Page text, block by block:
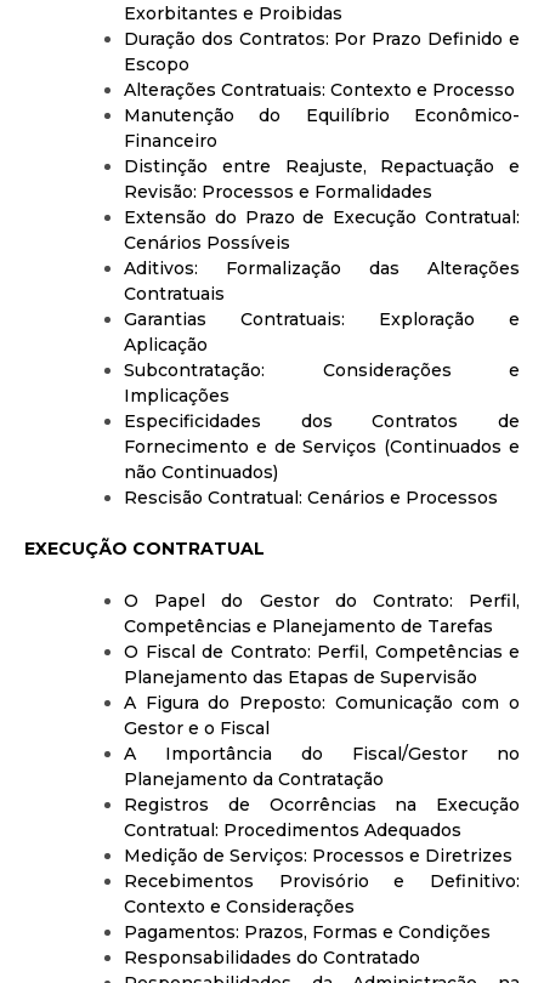
Exorbitantes e Proibidas
Duração dos Contratos: Por Prazo Definido e
Escopo
Alterações Contratuais: Contexto e Processo
Manutenção do Equilíbrio Econômico-
Financeiro
Distinção entre Reajuste, Repactuação e
Revisão: Processos e Formalidades
Extensão do Prazo de Execução Contratual:
Cenários Possíveis
Aditivos: Formalização das Alterações
Contratuais
Garantias Contratuais: Exploração e
Aplicação
Subcontratação: Considerações e
Implicações
Especificidades dos Contratos de
Fornecimento e de Serviços (Continuados e
não Continuados)
Rescisão Contratual: Cenários e Processos
EXECUÇÃO CONTRATUAL
O Papel do Gestor do Contrato: Perfil,
Competências e Planejamento de Tarefas
O Fiscal de Contrato: Perfil, Competências e
Planejamento das Etapas de Supervisão
A Figura do Preposto: Comunicação com o
Gestor e o Fiscal
A Importância do Fiscal/Gestor no
Planejamento da Contratação
Registros de Ocorrências na Execução
Contratual: Procedimentos Adequados
Medição de Serviços: Processos e Diretrizes
Recebimentos Provisório e Definitivo:
Contexto e Considerações
Pagamentos: Prazos, Formas e Condições
Responsabilidades do Contratado